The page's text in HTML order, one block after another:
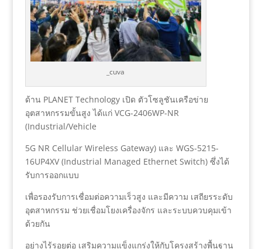
_cuva
ด้าน PLANET Technology เปิด ตัวโซลูชันเครือข่าย
อุตสาหกรรมขั้นสูง ได้แก่ VCG-2406WP-NR
(Industrial/Vehicle
5G NR Cellular Wireless Gateway) และ WGS-5215-
16UP4XV (Industrial Managed Ethernet Switch) ซึ่งได้
รับการออกแบบ
เพื่อรองรับการเชื่อมต่อความเร็วสูง และมีความ เสถียรระดับ
อุตสาหกรรม ช่วยเชื่อมโยงเครื่องจักร และระบบควบคุมเข้า
ด้วยกัน
อย่างไร้รอยต่อ เสริมความแข็งแกร่งให้กับโครงสร้างพื้นฐาน